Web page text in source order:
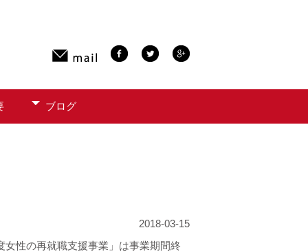
ブログ
2018-03-15
性の再就職支援事業」は事業期間終